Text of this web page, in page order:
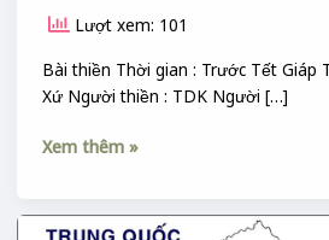
Lượt xem: 101
Bài thiền Thời gian : Trước Tết Giáp
Xứ Người thiền : TDK Người […]
XỨ
NGŨ
QUẢNG
Xem thêm »
CÁC